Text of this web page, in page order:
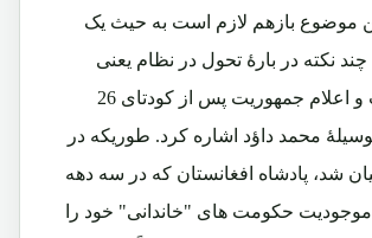
موضوع بازهم لازم است به حیث یک
نکته در بارۀ تحول در نظام یعنی
سقوط سلطنت و اعلام جمهوریت پس از کودتای 26
1352 بوسیلۀ محمد داؤد اشاره کرد. طوریکه در
شد، پادشاه افغانستان که در سه دهه
حکومت های "خاندانی" خود را